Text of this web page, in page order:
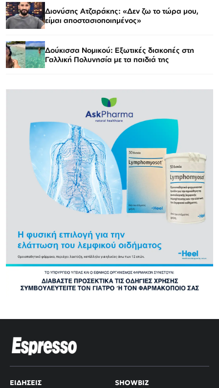
Διονύσης Ατζαράκης: «Δεν ζω το τώρα μου,
είμαι αποστασιοποιημένος»
Δούκισσα Νομικού: Εξωτικές διακοπές στη
Γαλλική Πολυνησία με τα παιδιά της
ΕΙΔΉΣΕΙΣ SHOWBIZ